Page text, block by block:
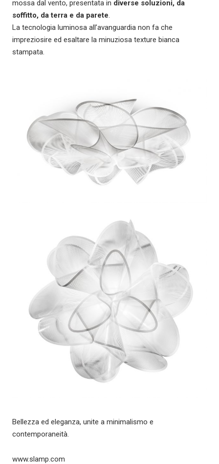
mossa dal vento, presentata in diverse soluzioni, da
soffitto, da terra e da parete.
La tecnologia luminosa all’avanguardia non fa che
impreziosire ed esaltare la minuziosa texture bianca
stampata.
Bellezza ed eleganza, unite a minimalismo e
contemporaneità.
www.slamp.com